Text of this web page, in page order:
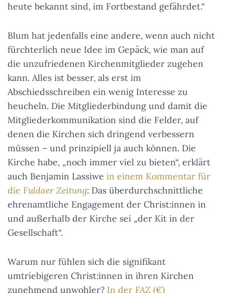
heute bekannt sind, im Fortbestand gefährdet.“
Blum hat jedenfalls eine andere, wenn auch nicht
fürchterlich neue Idee im Gepäck, wie man auf
die unzufriedenen Kirchenmitglieder zugehen
kann. Alles ist besser, als erst im
Abschiedsschreiben ein wenig Interesse zu
heucheln. Die Mitgliederbindung und damit die
Mitgliederkommunikation sind die Felder, auf
denen die Kirchen sich dringend verbessern
müssen – und prinzipiell ja auch können. Die
Kirche habe, „noch immer viel zu bieten“, erklärt
auch Benjamin Lassiwe in einem Kommentar für
die Fuldaer Zeitung: Das überdurchschnittliche
ehrenamtliche Engagement der Christ:innen in
und außerhalb der Kirche sei „der Kit in der
Gesellschaft“.
Warum nur fühlen sich die signifikant
umtriebigeren Christ:innen in ihren Kirchen
zunehmend unwohler? In der FAZ (€)